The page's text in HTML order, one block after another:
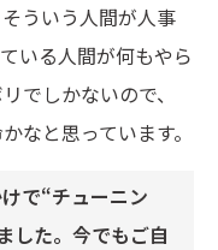
ういう人間が人事
いる人間が何もやら
でしかないので、
なと思っています。
で“チューニン
した。今でもご自